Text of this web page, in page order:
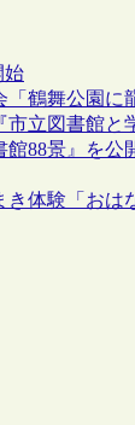
始
鶴舞公園に
立図書館と
館88景』を
体験「お